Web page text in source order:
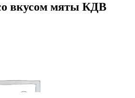
вкусом мяты КДВ